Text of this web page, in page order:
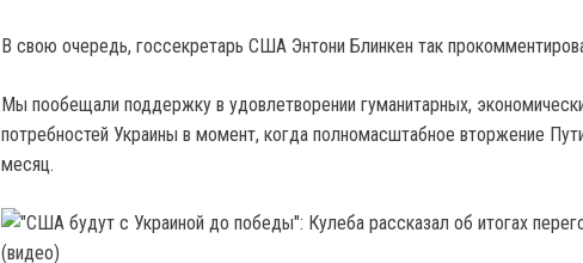
В свою очередь, госсекретарь США Энтони Блинкен так
Мы пообещали поддержку в удовлетворении гуманитарных,
потребностей Украины в момент, когда полномасштабное вторжение
месяц.